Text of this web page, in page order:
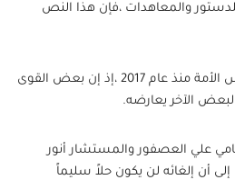
والمعاهدات ،فإن هذا النص
وهذا قيد المناقشة في مجلس الأمة منذ عام 2017 ،إذ إن بعض القوى
الآخر يعارضه.
علي العصفور والمستشار أنور
أن إلغائه لن يكون حلاً سليماً